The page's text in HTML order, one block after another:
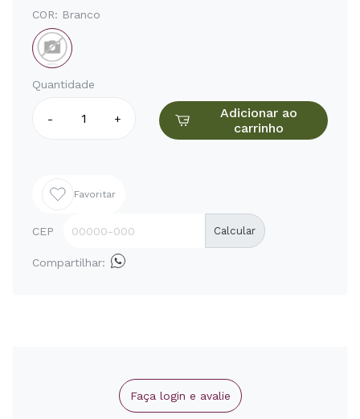
COR: Branco
Quantidade
- +
Adicionar ao
carrinho
Favoritar
CEP Calcular
Compartilhar:
Faça login e avalie